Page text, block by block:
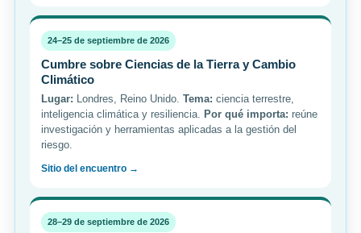
24–25 de septiembre de 2026
Cumbre sobre Ciencias de la Tierra y Cambio
Climático
Lugar: Londres, Reino Unido. Tema: ciencia terrestre,
inteligencia climática y resiliencia. Por qué importa: reúne
investigación y herramientas aplicadas a la gestión del
riesgo.
Sitio del encuentro →
28–29 de septiembre de 2026